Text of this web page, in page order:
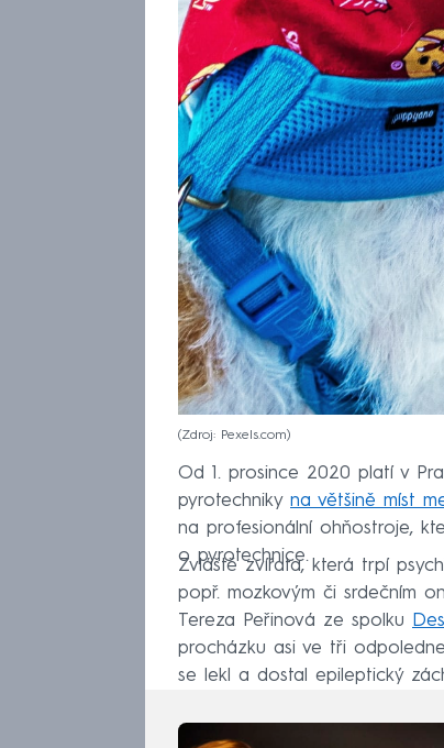
Zdroj: Pexels.com
Od 1. prosince 2020 platí v
pyrotechniky na většině míst
na profesionální ohňostroje,
o pyrotechnice.
Zvláště zvířata, která trpí
popř. mozkovým či srdečním
Tereza Peřinová ze spolku
procházku asi ve tři
se lekl a dostal epileptický